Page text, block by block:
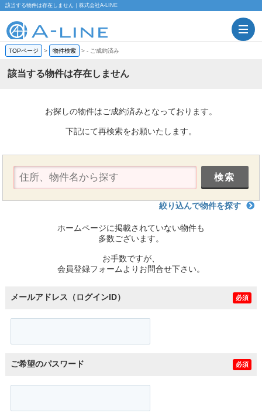
該当する物件は存在しません｜株式会社A-LINE
TOPページ > 物件検索 >- ご成約済み
該当する物件は存在しません
お探しの物件はご成約済みとなっております。
下記にて再検索をお願いたします。
絞り込んで物件を探す
ホームページに掲載されていない物件も
多数ございます。
お手数ですが、
会員登録フォームよりお問合せ下さい。
メールアドレス（ログインID） 必須
ご希望のパスワード 必須